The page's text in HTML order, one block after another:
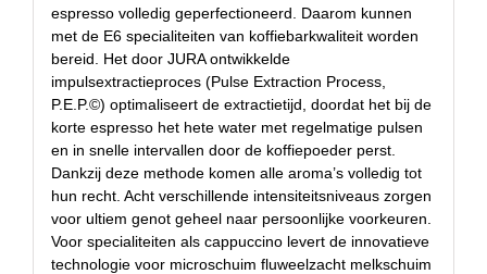
espresso volledig geperfectioneerd. Daarom kunnen
met de E6 specialiteiten van koffiebarkwaliteit worden
bereid. Het door JURA ontwikkelde
impulsextractieproces (Pulse Extraction Process,
P.E.P.©) optimaliseert de extractietijd, doordat het bij de
korte espresso het hete water met regelmatige pulsen
en in snelle intervallen door de koffiepoeder perst.
Dankzij deze methode komen alle aroma’s volledig tot
hun recht. Acht verschillende intensiteitsniveaus zorgen
voor ultiem genot geheel naar persoonlijke voorkeuren.
Voor specialiteiten als cappuccino levert de innovatieve
technologie voor microschuim fluweelzacht melkschuim